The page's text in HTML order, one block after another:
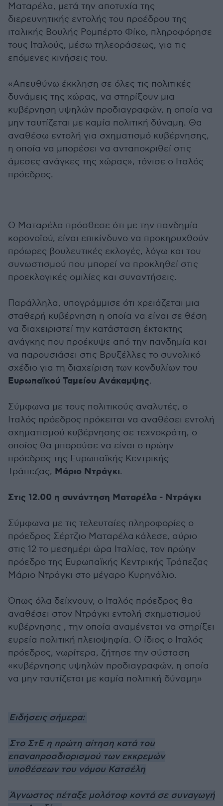
Ματαρέλα, μετά την αποτυχία της
διερευνητικής εντολής του προέδρου της
ιταλικής Βουλής Ρομπέρτο Φίκο, πληροφόρησε
τους Ιταλούς, μέσω τηλεοράσεως, για τις
επόμενες κινήσεις του.
«Απευθύνω έκκληση σε όλες τις πολιτικές
δυνάμεις της χώρας, να στηρίξουν μια
κυβέρνηση υψηλών προδιαγραφών, η οποία να
μην ταυτίζεται με καμία πολιτική δύναμη. Θα
αναθέσω εντολή για σχηματισμό κυβέρνησης,
η οποία να μπορέσει να ανταποκριθεί στις
άμεσες ανάγκες της χώρας», τόνισε ο Ιταλός
πρόεδρος.
Ο Ματαρέλα πρόσθεσε ότι με την πανδημία
κορονοϊού, είναι επικίνδυνο να προκηρυχθούν
πρόωρες βουλευτικές εκλογές, λόγω και του
συνωστισμού που μπορεί να προκληθεί στις
προεκλογικές ομιλίες και συναντήσεις.
Παράλληλα, υπογράμμισε ότι χρειάζεται μια
σταθερή κυβέρνηση η οποία να είναι σε θέση
να διαχειριστεί την κατάσταση έκτακτης
ανάγκης που προέκυψε από την πανδημία και
να παρουσιάσει στις Βρυξέλλες το συνολικό
σχέδιο για τη διαχείριση των κονδυλίων του
Ευρωπαϊκού Ταμείου Ανάκαμψης.
Σύμφωνα με τους πολιτικούς αναλυτές, ο
Ιταλός πρόεδρος πρόκειται να αναθέσει εντολή
σχηματισμού κυβέρνησης σε τεχνοκράτη, ο
οποίος θα μπορούσε να είναι ο πρώην
πρόεδρος της Ευρωπαϊκής Κεντρικής
Τράπεζας, Μάριο Ντράγκι.
Στις 12.00 η συνάντηση Ματαρέλα - Ντράγκι
Σύμφωνα με τις τελευταίες πληροφορίες ο
πρόεδρος Σέρτζιο Ματαρέλα κάλεσε, αύριο
στις 12 το μεσημέρι ώρα Ιταλίας, τον πρώην
πρόεδρο της Ευρωπαϊκής Κεντρικής Τράπεζας
Μάριο Ντράγκι στο μέγαρο Κυρηνάλιο.
Όπως όλα δείχνουν, ο Ιταλός πρόεδρος θα
αναθέσει στον Ντράγκι εντολή σχηματισμού
κυβέρνησης , την οποία αναμένεται να στηρίξει
ευρεία πολιτική πλειοψηφία. Ο ίδιος ο Ιταλός
πρόεδρος, νωρίτερα, ζήτησε την σύσταση
«κυβέρνησης υψηλών προδιαγραφών, η οποία
να μην ταυτίζεται με καμία πολιτική δύναμη»
Ειδήσεις σήμερα:
Στο ΣτΕ η πρώτη αίτηση κατά του
επαναπροσδιορισμού των εκκρεμών
υποθέσεων του νόμου Κατσέλη
Άγνωστος πέταξε μολότοφ κοντά σε συναγωγή